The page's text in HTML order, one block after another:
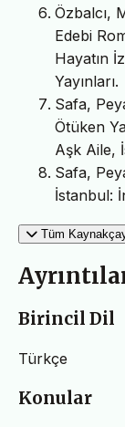
Özbalcı,
Edebi
Hayatın
Yayınları.
Safa,
Ötüken
Aşk Aile,
Safa,
İstanbul:
Tüm
Birincil Dil
Türkçe
Konular